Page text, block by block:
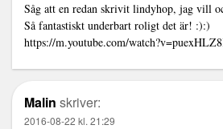
Såg att en redan skrivit lindyhop, jag vill
Så fantastiskt underbart roligt det är! :):)
https://m.youtube.com/
Malin skriver:
2016-08-22 kl. 21:29